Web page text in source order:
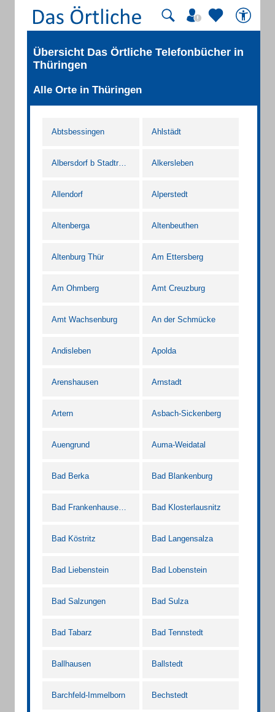
Übersicht Das Örtliche Telefonbücher in
Thüringen
Alle Orte in Thüringen
Abtsbessingen Ahlstädt
Albersdorf b Stadtroda Alkersleben
Allendorf Alperstedt
Altenberga Altenbeuthen
Altenburg Thür Am Ettersberg
Am Ohmberg Amt Creuzburg
Amt Wachsenburg An der Schmücke
Andisleben Apolda
Arenshausen Arnstadt
Artern Asbach-Sickenberg
Auengrund Auma-Weidatal
Bad Berka Bad Blankenburg
Bad Frankenhausen/Kyffhäuser Bad Klosterlausnitz
Bad Köstritz Bad Langensalza
Bad Liebenstein Bad Lobenstein
Bad Salzungen Bad Sulza
Bad Tabarz Bad Tennstedt
Ballhausen Ballstedt
Barchfeld-Immelborn Bechstedt